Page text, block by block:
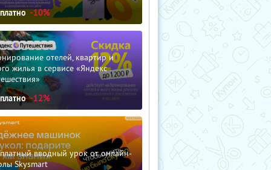
-10%
отелей, квартир и
жилья в сервисе «Яндекс
-12%
вводный урок от онлайн-
Skysmart